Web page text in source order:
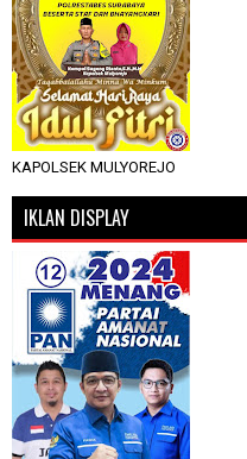
KAPOLSEK MULYOREJO
IKLAN DISPLAY